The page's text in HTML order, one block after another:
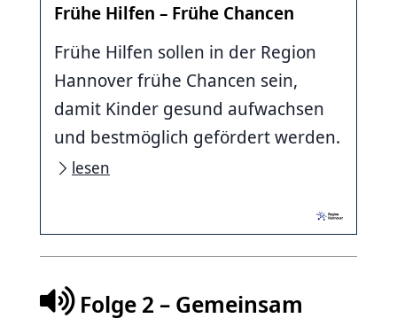
Frühe Hilfen – Frühe Chancen
Frühe Hilfen sollen in der Region
Hannover frühe Chancen sein,
damit Kinder gesund aufwachsen
und bestmöglich gefördert werden.
lesen
Folge 2 – Gemeinsam